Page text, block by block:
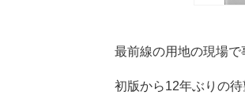
最前線の用地の現場
初版から12年ぶりの待